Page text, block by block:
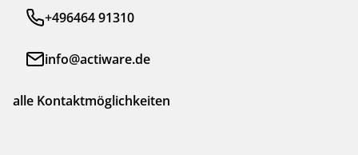
+496464 91310
info@actiware.de
alle Kontaktmöglichkeiten